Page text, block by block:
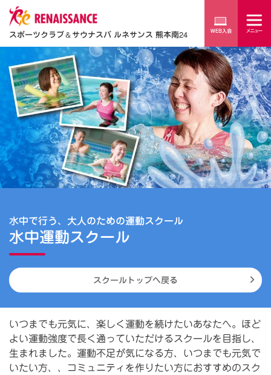
スポーツクラブ＆サウナスパ ルネサンス 熊本南24
水中で行う、大人のための運動スクール
水中運動スクール
スクールトップへ戻る
いつまでも元気に、楽しく運動を続けたいあなたへ。ほど
よい運動強度で長く通っていただけるスクールを目指し、
生まれました。運動不足が気になる方、いつまでも元気で
いたい方、、コミュニティを作りたい方におすすめのスク